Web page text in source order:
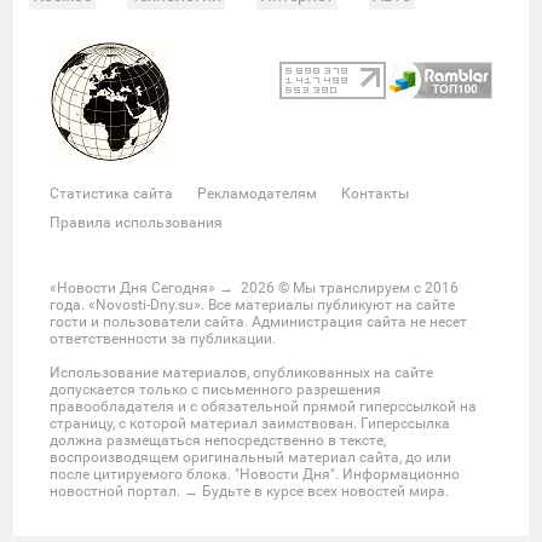
Велоспорт
Покер Хоккей
Баскетбол
Мотор
Теннис Футбол
Фото и видео
Судьи
Статистика
Шоу-бизнес
Мнения
Общество Реформы
Законы
Власть
Мир Россия
Ростов-на-Дону
Нижний Новгород
Казань
Омск
Красноярск Новосибирс
Екатеринбург
Крым
Забайкальский край
Украина
Латинская Америка
США
Азия
Статистика сайта Рекламодателям
Контакты
Правила использования
«Новости Дня Сегодня» →2026 © Мы транслируем с 2016
года. «Novosti-Dny.su». Все материалы публикуют на сайте
гости и пользователи сайта. Администрация сайта не несет
ответственности за публикации.
Использование материалов, опубликованных на сайте
допускается только с письменного разрешения
правообладателя и с обязательной прямой гиперссылкой на
страницу, с которой материал заимствован. Гиперссылка
должна размещаться непосредственно в тексте,
воспроизводящем оригинальный материал сайта, до или
после цитируемого блока. "Новости Дня". Информационно
новостной портал. → Будьте в курсе всех новостей мира.